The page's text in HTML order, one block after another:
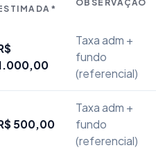
OBSERVAÇÃO
Taxa adm +
fundo
(referencial)
500,00
Taxa adm +
fundo
(referencial)